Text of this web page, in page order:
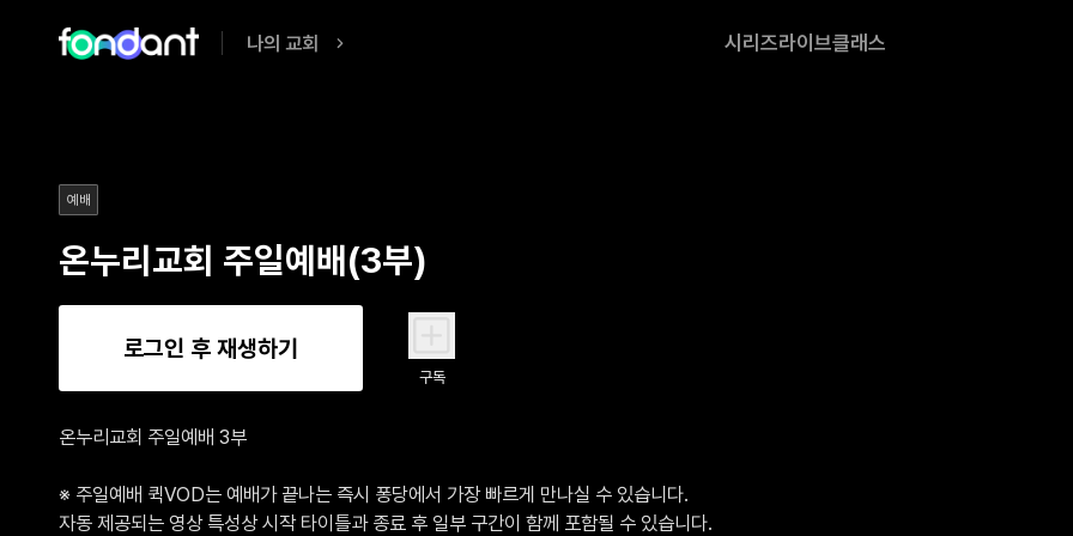
나의 교회 시리즈라이브클래스
예배
온누리교회 주일예배(3부)
로그인 후 재생하기
구독
온누리교회 주일예배 3부
※ 주일예배 퀵VOD는 예배가 끝나는 즉시 퐁당에서 가장 빠르게 만나실 수 있습니다.
자동 제공되는 영상 특성상 시작 타이틀과 종료 후 일부 구간이 함께 포함될 수 있습니다.